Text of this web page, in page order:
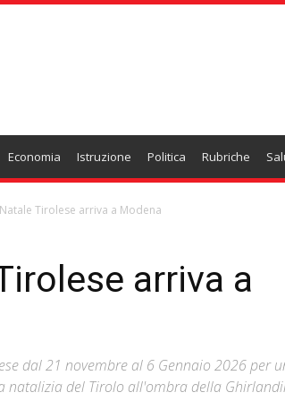
Economia Istruzione Politica Rubriche
Tirolese arriva a Modena
arriva a
dal 21 novembre al 6 Gennaio 2026 per
natalizia del Tirolo all'ombra della